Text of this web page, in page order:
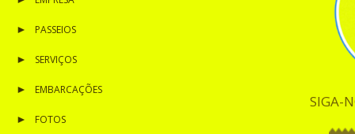
PASSEIOS
SERVIÇOS
EMBARCAÇÕES
FOTOS
SIGA-